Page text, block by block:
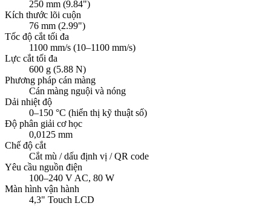
250 mm (9.84")
Kích thước lõi cuộn
76 mm (2.99")
Tốc độ cắt tối đa
1100 mm/s (10–1100 mm/s)
Lực cắt tối đa
600 g (5.88 N)
Phương pháp cán màng
Cán màng nguội và nóng
Dải nhiệt độ
0–150 °C (hiển thị kỹ thuật số)
Độ phân giải cơ học
0,0125 mm
Chế độ cắt
Cắt mù / dấu định vị / QR code
Yêu cầu nguồn điện
100–240 V AC, 80 W
Màn hình vận hành
4,3" Touch LCD